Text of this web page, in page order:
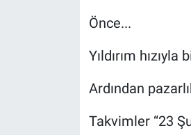
Önce...
Yıldırım
Ardından
Takvimler “23